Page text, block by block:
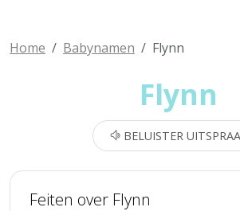
Home Babynamen Flynn
Flynn
BELUISTER
Feiten over Flynn